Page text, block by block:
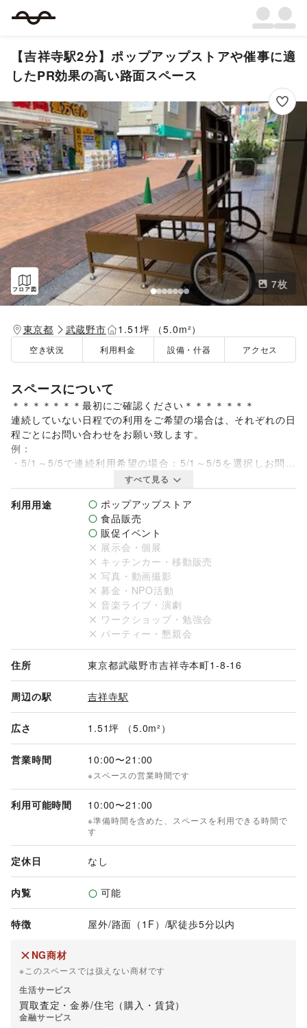
【吉祥寺駅2分】ポップアップストアや催事に適
したPR効果の高い路面スペース
フロア図 7枚
東京都 武蔵野市 1.51坪 （5.0m²）
空き状況 利用料金 設備・什器 アクセス
スペースについて
＊＊＊＊＊＊＊最初にご確認ください＊＊＊＊＊＊＊
連続していない日程での利用をご希望の場合は、それぞれの日
程ごとにお問い合わせをお願い致します。
例：
・5/1～5/5で連続利用希望の場合：5/1～5/5を選択しお問い
・5/1、5/3、5/5で利用希望の場合：5/1、5/3、5/5の各日程
について別々に計3件お問い合わせ下さい。
申込上限：1ヶ月につき、7日まで（うち、土日祝は4日まで）
申込可能期間：お問い合わせ日を基点として、その翌日の「1
4日後」から「90日後」までの間
例：お問い合わせ日＝2023年7月1日の場合、7月15日から9月
＊＊＊＊＊＊＊＊＊＊＊＊＊＊＊＊＊＊＊＊＊＊＊＊
吉祥寺の中心に位置し、駅からのアクセスも良好な商業施設
「コピス吉祥寺」の1階屋外にある約５㎡の小スペースです。
吉祥寺の目抜き通りの一つ「元町通り」（通行人数は平日約2
～3万人、土日祝日は約4～5万人※当社調べ）に面しており、
路面で視認性が高いスペースであるためポップアップストアや
★★★弊社スペースの利用申請は、SHOPCOUNTERシステム
※弊社スペースには複数の申込方法があり、SHOPCOUNTER
上のカレンダーで空いていましても、すでに申込済みの場合も
ございます。予めご了承ください。
※弊社ウェブサイト上の使用申請を行なっていないケースか、
SHOPCOUNTERシステムとしての利用日の申込を行っていな
は、一般財団法人武蔵野市開発公社ではなく、SHOPCOUNT
ERシステムでの決済となりますので、必ず行ってください。
●出店には武蔵野市開発公社としての審査がございます。実施
内容によってはご利用をお断りする場合がございます。
【利用時間】
10:00～21:00
【主な設備】
・オリジナルワゴン
・電源コンセント
すべて見る
利用用途
ポップアップストア
食品販売
販促イベント
展示会・個展
キッチンカー・移動販売
写真・動画撮影
募金・NPO活動
音楽ライブ・演劇
ワークショップ・勉強会
パーティー・懇親会
住所 東京都武蔵野市吉祥寺本町1-8-16
周辺の駅 吉祥寺駅
広さ 1.51坪 （5.0m²）
営業時間 10:00〜21:00
※スペースの営業時間です
利用可能時間 10:00〜21:00
※準備時間を含めた、スペースを利用できる時間で
す
定休日 なし
内覧 可能
特徴 屋外/路面（1F） /駅徒歩5分以内
NG商材
※このスペースでは扱えない商材です
生活サービス
買取査定・金券/住宅（購入・賃貸）
金融サービス